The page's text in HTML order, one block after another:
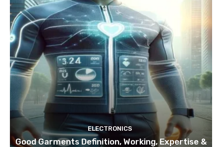
ELECTRONICS
Good Garments Definition, Working, Expertise &